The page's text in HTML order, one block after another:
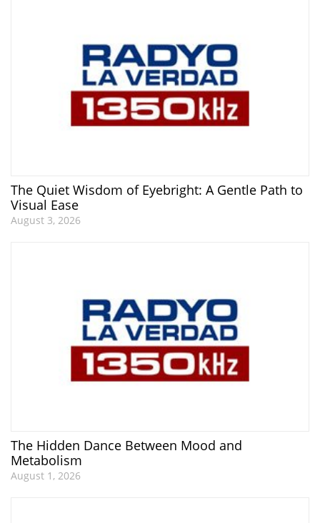
The Quiet Wisdom of Eyebright: A Gentle Path to
Visual Ease
August 3, 2026
The Hidden Dance Between Mood and
Metabolism
August 1, 2026